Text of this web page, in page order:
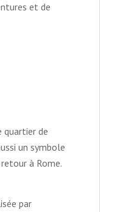
et de
quartier de
un symbole
à Rome.
par